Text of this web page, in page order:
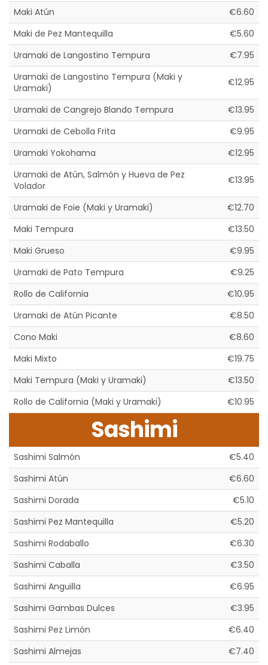
Maki Atún
€6.60
Maki de Pez Mantequilla
€5.60
Uramaki de Langostino Tempura
€7.95
Uramaki de Langostino Tempura (Maki y
Uramaki)
€12.95
Uramaki de Cangrejo Blando Tempura
€13.95
Uramaki de Cebolla Frita
€9.95
Uramaki Yokohama
€12.95
Uramaki de Atún, Salmón y Hueva de Pez
Volador
€13.95
Uramaki de Foie (Maki y Uramaki)
€12.70
Maki Tempura
€13.50
Maki Grueso
€9.95
Uramaki de Pato Tempura
€9.25
Rollo de California
€10.95
Uramaki de Atún Picante
€8.50
Cono Maki
€8.60
Maki Mixto
€19.75
Maki Tempura (Maki y Uramaki)
€13.50
Rollo de California (Maki y Uramaki)
€10.95
Sashimi
Sashimi Salmón
€5.40
Sashimi Atún
€6.60
Sashimi Dorada
€5.10
Sashimi Pez Mantequilla
€5.20
Sashimi Rodaballo
€6.30
Sashimi Caballa
€3.50
Sashimi Anguilla
€6.95
Sashimi Gambas Dulces
€3.95
Sashimi Pez Limón
€6.40
Sashimi Almejas
€7.40